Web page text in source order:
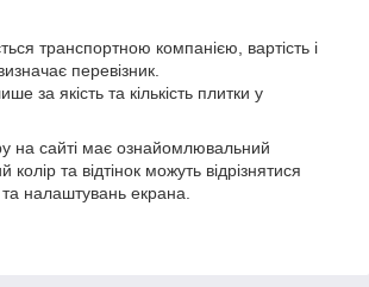
транспортною компанією, вартість і
перевізник.
за якість та кількість плитки у
на сайті має ознайомлювальний
та відтінок можуть відрізнятися
та налаштувань екрана.